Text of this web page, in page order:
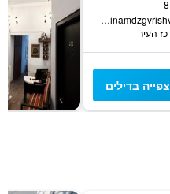
Tsinamdzgvrishvili Street 53, טביליסי, גאורגיה
צפייה בדילים